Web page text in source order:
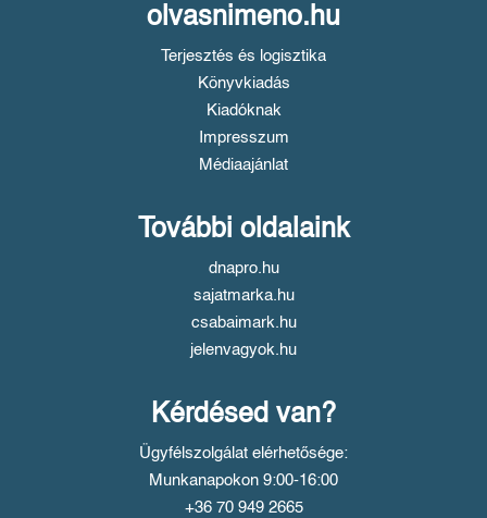
olvasnimeno.hu
Terjesztés és logisztika
Könyvkiadás
Kiadóknak
Impresszum
Médiaajánlat
További oldalaink
dnapro.hu
sajatmarka.hu
csabaimark.hu
jelenvagyok.hu
Kérdésed van?
Ügyfélszolgálat elérhetősége:
Munkanapokon 9:00-16:00
+36 70 949 2665